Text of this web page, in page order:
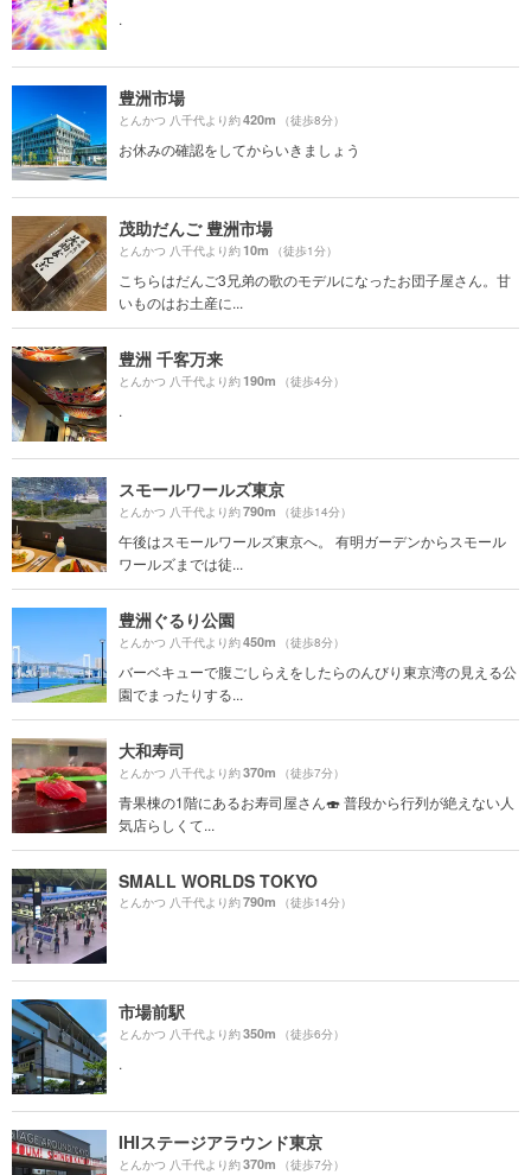
.
豊洲市場
とんかつ 八千代より約420m （徒歩8分）
お休みの確認をしてからいきましょう
茂助だんご 豊洲市場
とんかつ 八千代より約10m （徒歩1分）
こちらはだんご3兄弟の歌のモデルになったお団子屋さん。甘
いものはお土産に...
豊洲 千客万来
とんかつ 八千代より約190m （徒歩4分）
.
スモールワールズ東京
とんかつ 八千代より約790m （徒歩14分）
午後はスモールワールズ東京へ。 有明ガーデンからスモール
ワールズまでは徒...
豊洲ぐるり公園
とんかつ 八千代より約450m （徒歩8分）
バーベキューで腹ごしらえをしたらのんびり東京湾の見える公
園でまったりする...
大和寿司
とんかつ 八千代より約370m （徒歩7分）
青果棟の1階にあるお寿司屋さん🍣 普段から行列が絶えない人
気店らしくて...
SMALL WORLDS TOKYO
とんかつ 八千代より約790m （徒歩14分）
市場前駅
とんかつ 八千代より約350m （徒歩6分）
.
IHIステージアラウンド東京
とんかつ 八千代より約370m （徒歩7分）